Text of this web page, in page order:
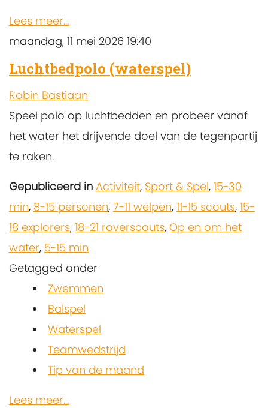
Lees meer...
maandag, 11 mei 2026 19:40
Luchtbedpolo (waterspel)
Robin Bastiaan
Speel polo op luchtbedden en probeer vanaf
het water het drijvende doel van de tegenpartij
te raken.
Gepubliceerd in Activiteit, Sport & Spel, 15-30
min, 8-15 personen, 7-11 welpen, 11-15 scouts, 15-
18 explorers, 18-21 roverscouts, Op en om het
water, 5-15 min
Getagged onder
Zwemmen
Balspel
Waterspel
Teamwedstrijd
Tip van de maand
Lees meer...